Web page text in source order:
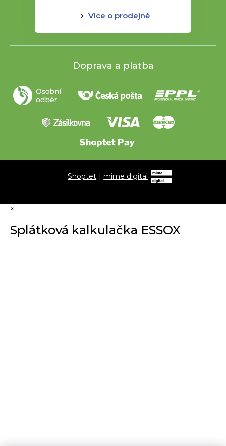
Více o prodejně
Doprava a platba
Shoptet |mime digital
×
Splátková kalkulačka ESSOX